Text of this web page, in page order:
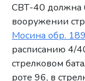
СВТ-40 должна
вооружении
Мосина обр.
расписанию 4/
стрелковом
роте 96, в